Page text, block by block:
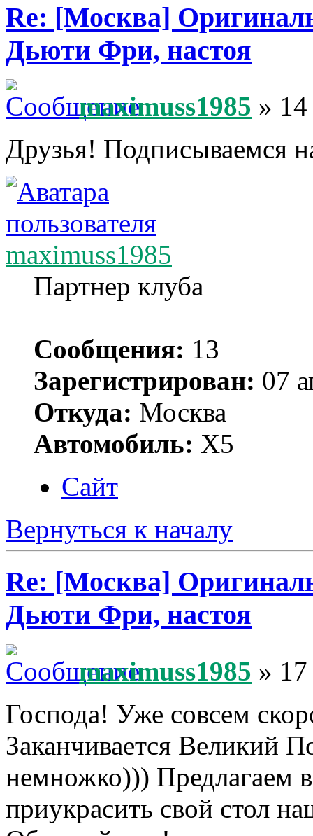
Re: [Москва]
Дьюти Фри, настоя
maximuss1985 »
Друзья! Подписываемся
maximuss1985
Партнер клуба
Сообщения: 13
Зарегистрирован: 07
Откуда: Москва
Автомобиль: Х5
Сайт
Вернуться к началу
Re: [Москва]
Дьюти Фри, настоя
maximuss1985 »
Господа! Уже совсем
Заканчивается Великий
немножко))) Предлагаем
приукрасить свой стол